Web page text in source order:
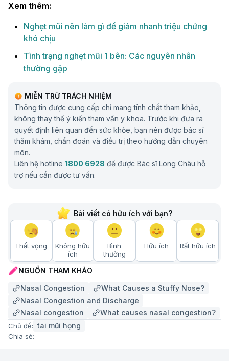
Xem thêm:
Nghẹt mũi nên làm gì để giảm nhanh triệu chứng
khó chịu
Tình trạng nghẹt mũi 1 bên: Các nguyên nhân
thường gặp
MIỄN TRỪ TRÁCH NHIỆM
Thông tin được cung cấp chỉ mang tính chất tham khảo,
không thay thế ý kiến tham vấn y khoa. Trước khi đưa ra
quyết định liên quan đến sức khỏe, bạn nên được bác sĩ
thăm khám, chẩn đoán và điều trị theo hướng dẫn chuyên
môn.
Liên hệ hotline 1800 6928 để được Bác sĩ Long Châu hỗ
trợ nếu cần được tư vấn.
Bài viết có hữu ích với bạn?
Thất vọng
Không hữu
ích
Bình
thường
Hữu ích Rất hữu ích
NGUỒN THAM KHẢO
Nasal Congestion
What Causes a Stuffy Nose?
Nasal Congestion and Discharge
Nasal congestion
What causes nasal congestion?
Chủ đề: tai mũi họng
Chia sẻ: